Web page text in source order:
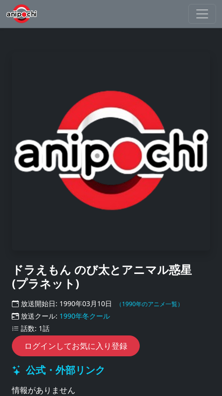
ドラえもん のび太とアニマル惑星
(プラネット)
放送開始日: 1990年03月10日 （1990年のアニメ一覧）
放送クール: 1990年冬クール
話数: 1話
ログインしてお気に入り登録
公式・外部リンク
情報がありません